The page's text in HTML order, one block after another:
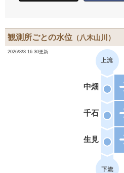
観測所ごとの水位 （八木山川）
2026/8/8 16:30更新
中畑
千石
生見